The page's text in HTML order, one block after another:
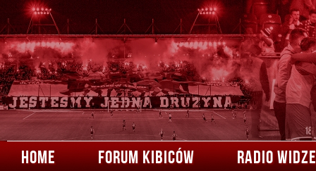
HOME FORUM KIBICÓW RADIO